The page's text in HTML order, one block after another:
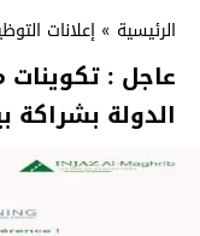
الرئيسية » إعلانات
عاجل :
الدولة بشراكة